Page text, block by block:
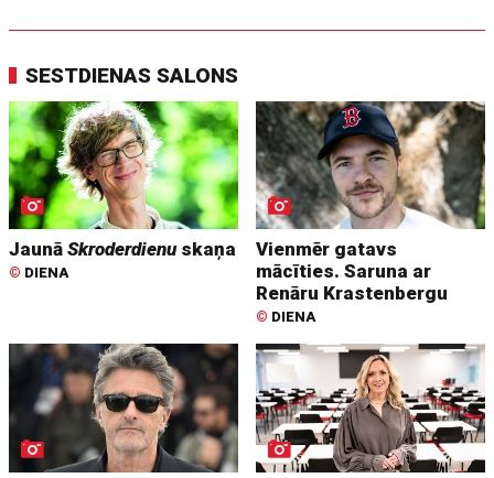
SESTDIENAS SALONS
JaunāSkroderdienuskaņa
© DIENA
Vienmēr gatavs
mācīties. Saruna ar
Renāru Krastenbergu
© DIENA